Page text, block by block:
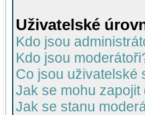
Uživatelské
Kdo jsou
Kdo jsou
Co jsou uživatelské
Jak se mohu
Jak se stanu